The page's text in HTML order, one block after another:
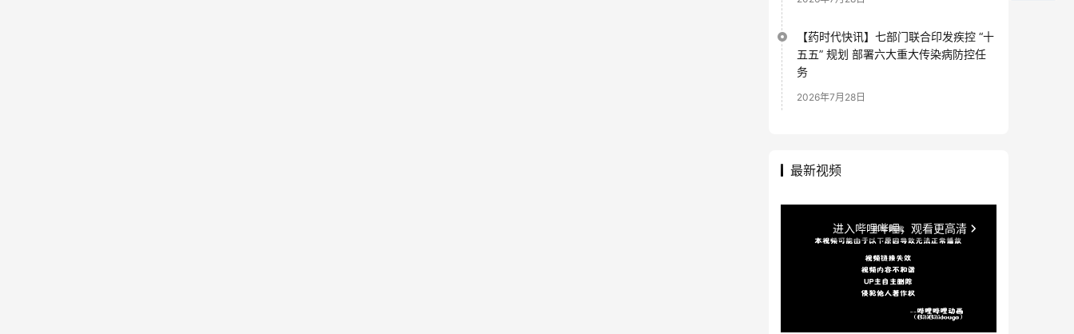
【药时代快讯】七部门联合印发疾控 “十
五五” 规划 部署六大重大传染病防控任
务
2026年7月28日
最新视频